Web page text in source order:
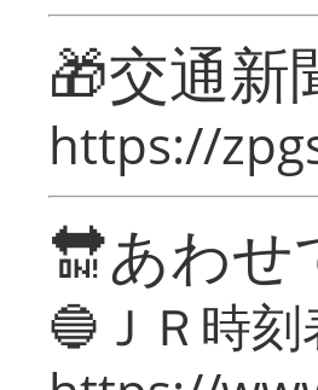
🎁交通
https://
🔛あわせ
🔵ＪＲ時刻